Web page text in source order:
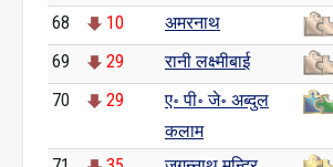
68 10 अमरनाथ
69
29 रानी लक्ष्मीबाई
70
29
ए॰ पी॰ जे॰ अब्दुल
कलाम